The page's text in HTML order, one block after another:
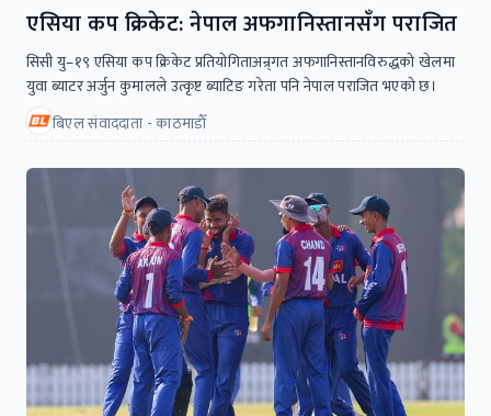
एसिया कप क्रिकेट: नेपाल अफगानिस्तानसँग पराजित
सिसी यु–१९ एसिया कप क्रिकेट प्रतियोगिताअन्र्गत अफगानिस्तानविरुद्धको खेलमा
युवा ब्याटर अर्जुन कुमालले उत्कृष्ट ब्याटिङ गरेता पनि नेपाल पराजित भएको छ।
बिएल संवाददाता - काठमाडाैँ